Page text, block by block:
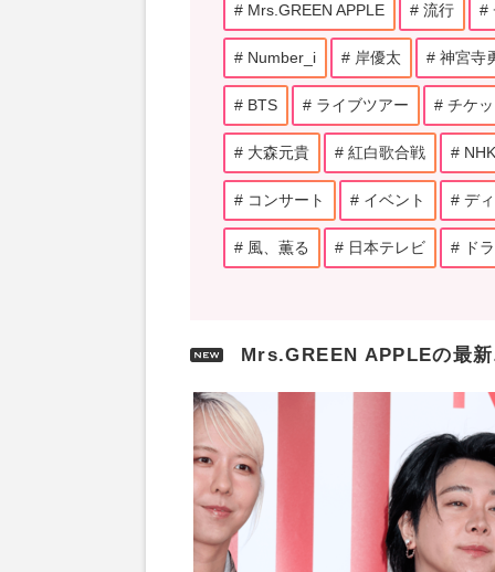
Mrs.GREEN APPLE 流行
Number_i 岸優太 神宮寺
BTS ライブツアー チケ
大森元貴 紅白歌合戦 NHK
コンサート イベント デ
風、薫る 日本テレビ ド
Mrs.GREEN APPLEの最